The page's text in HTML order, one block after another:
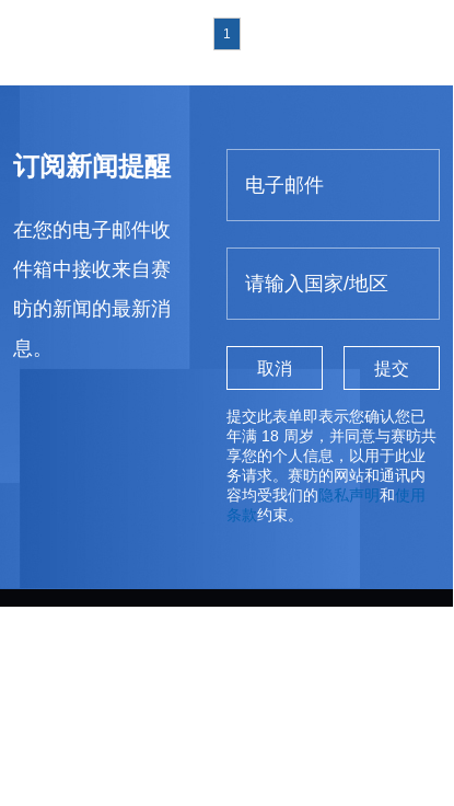
1
订阅新闻提醒
在您的电子邮件收
件箱中接收来自赛
昉的新闻的最新消
息。
取消 提交
提交此表单即表示您确认您已
年满 18 周岁，并同意与赛昉共
享您的个人信息，以用于此业
务请求。赛昉的网站和通讯内
容均受我们的隐私声明和使用
条款约束。